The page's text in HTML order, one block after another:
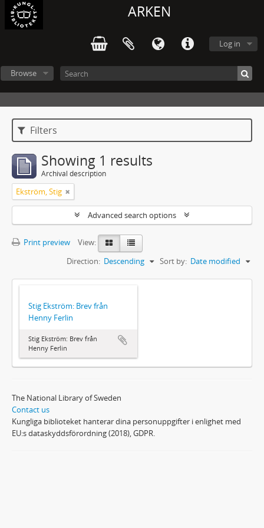
ARKEN
Log in
Browse
Filters
Showing 1 results
Archival description
Ekström, Stig
Advanced search options
Print preview
View:
Sort by: Date modified
Direction: Descending
Stig Ekström: Brev från
Henny Ferlin
Stig Ekström: Brev från
Henny Ferlin
The National Library of Sweden
Contact us
Kungliga biblioteket hanterar dina personuppgifter i enlighet med
EU:s dataskyddsförordning (2018), GDPR.